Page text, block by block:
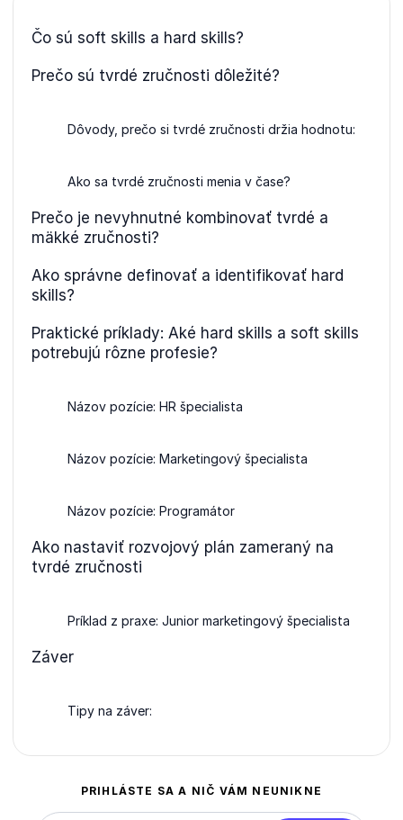
Čo sú soft skills a hard skills?
Prečo sú tvrdé zručnosti dôležité?
Dôvody, prečo si tvrdé zručnosti držia hodnotu:
Ako sa tvrdé zručnosti menia v čase?
Prečo je nevyhnutné kombinovať tvrdé a
mäkké zručnosti?
Ako správne definovať a identifikovať hard
skills?
Praktické príklady: Aké hard skills a soft skills
potrebujú rôzne profesie?
Názov pozície: HR špecialista
Názov pozície: Marketingový špecialista
Názov pozície: Programátor
Ako nastaviť rozvojový plán zameraný na
tvrdé zručnosti
Príklad z praxe: Junior marketingový špecialista
Záver
Tipy na záver:
PRIHLÁSTE SA A NIČ VÁM NEUNIKNE